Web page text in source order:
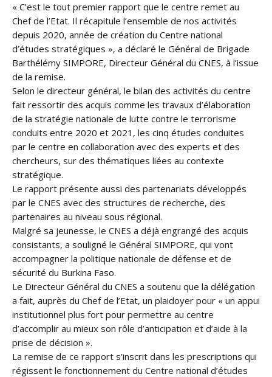
« C’est le tout premier rapport que le centre remet au
Chef de l’Etat. Il récapitule l’ensemble de nos activités
depuis 2020, année de création du Centre national
d’études stratégiques », a déclaré le Général de Brigade
Barthélémy SIMPORE, Directeur Général du CNES, à l’issue
de la remise.
Selon le directeur général, le bilan des activités du centre
fait ressortir des acquis comme les travaux d’élaboration
de la stratégie nationale de lutte contre le terrorisme
conduits entre 2020 et 2021, les cinq études conduites
par le centre en collaboration avec des experts et des
chercheurs, sur des thématiques liées au contexte
stratégique.
Le rapport présente aussi des partenariats développés
par le CNES avec des structures de recherche, des
partenaires au niveau sous régional.
Malgré sa jeunesse, le CNES a déjà engrangé des acquis
consistants, a souligné le Général SIMPORE, qui vont
accompagner la politique nationale de défense et de
sécurité du Burkina Faso.
Le Directeur Général du CNES a soutenu que la délégation
a fait, auprès du Chef de l’Etat, un plaidoyer pour « un appui
institutionnel plus fort pour permettre au centre
d’accomplir au mieux son rôle d’anticipation et d’aide à la
prise de décision ».
La remise de ce rapport s’inscrit dans les prescriptions qui
régissent le fonctionnement du Centre national d’études